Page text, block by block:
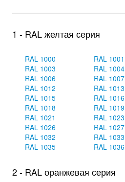
1 - RAL желтая серия
RAL 1000 RAL 1001
RAL 1003
RAL 1004
RAL 1006
RAL 1007
RAL 1012
RAL 1013
RAL 1015
RAL 1016
RAL 1018
RAL 1019
RAL 1021
RAL 1023
RAL 1026
RAL 1027
RAL 1032
RAL 1033
RAL 1035
RAL 1036
2 - RAL оранжевая серия